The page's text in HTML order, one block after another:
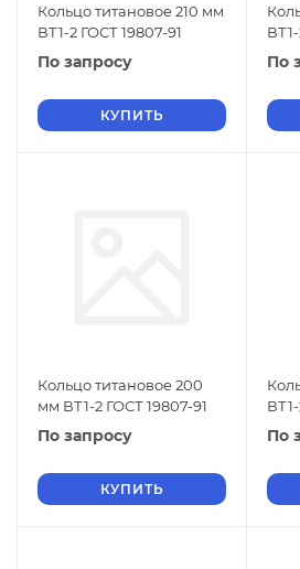
Кольцо титановое 210 мм
ВТ1-2 ГОСТ 19807-91
По запросу
КУПИТЬ
По
Кольцо титановое 200
мм ВТ1-2 ГОСТ 19807-91
По запросу
КУПИТЬ
По